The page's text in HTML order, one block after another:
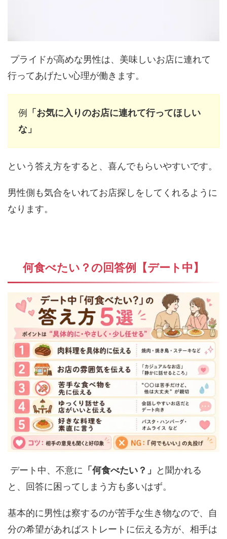
プライドが高めな男性は、美味しいお店に連れて
行ってあげたい心理が働きます。
例
「お気に入りのお店に連れて行ってほしい
な」
という答え方をすると、喜んでもらいやすいです。
男性側も気合をいれてお店探しをしてくれるように
なります。
何食べたい？の回答例【デート中】
デート中、不意に 「何食べたい？」
と聞かれる
と、回答に困ってしまう方も多いはず。
基本的に男性は察するのが苦手な生き物なので、自
分の希望があればストレートに伝える方が、相手は